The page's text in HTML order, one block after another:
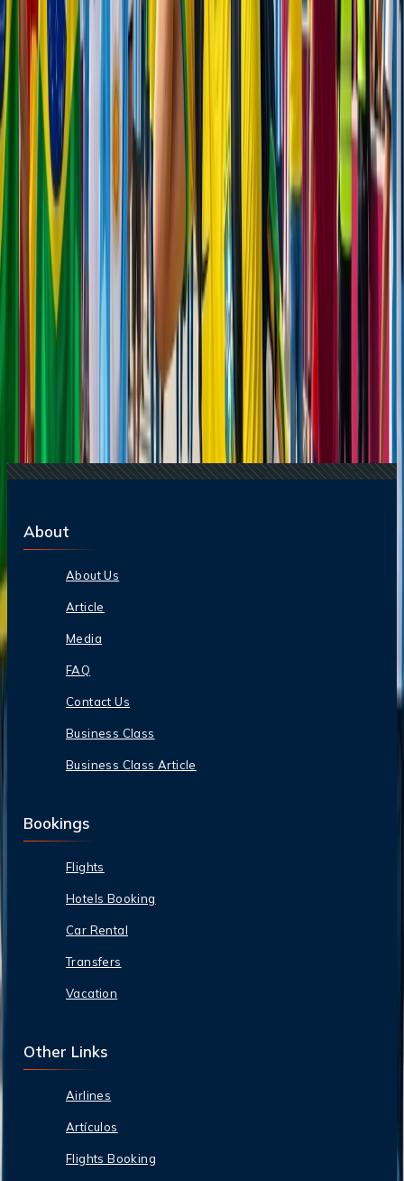
+1-240-523-4500
Recent Blogs de viajes
22 Jun, 2026La Copa Mundial de la FIFA: 10 Trucos Para
Cuidar tu Bolsillo
04 Aug, 2026
Del ritmo al paraíso: guía para enamorarte de
Brasil
23 Jun, 2026
10 Errores Que Encarecen Los Viajes A La
Copa Mundial De La FIFA
29 Jun, 2026
10 cosas que hacer en Londres durante
Wimbledon 2026
24 Jun, 2026Wimbledon 2026: la guía completa para
planificar tu viaje al Grand Slam
Blogs de viajes relacionados
22 Jun, 2026
La Copa Mundial de la FIFA: 10 Trucos Para
Cuidar tu Bolsillo
29 Jun, 2026
10 cosas que hacer en Londres durante
Wimbledon 2026
Del ritmo al paraíso: guía para enamorarte de
17 Jul, 2026
Adiós a las esperas: la magia de los chatbots en la
industria de viajes
23 Jun, 2026
10 Errores Que Encarecen Los Viajes A La
Copa Mundial De La FIFA
About
About Us
Article
Media
FAQ
Contact Us
Business Class
Business Class Article
Bookings
Flights
Hotels Booking
Car Rental
Transfers
Vacation
Other Links
Airlines
Artículos
Flights Booking